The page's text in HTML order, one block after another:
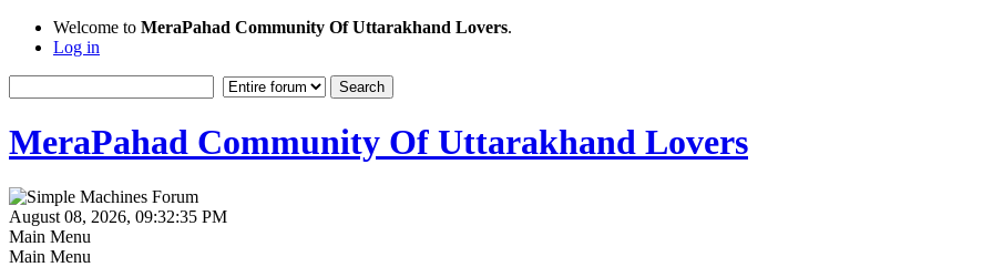
Welcome to MeraPahad Community Of Uttarakhand Lovers.
Log in
MeraPahad Community Of Uttarakhand Lovers
August 08, 2026, 09:32:35 PM
Main Menu
Main Menu